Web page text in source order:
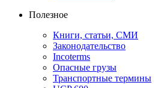
Полезное
Книги, статьи, СМИ
Законодательство
Incoterms
Опасные грузы
Транспортные термины